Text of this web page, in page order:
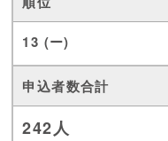
13 (ー)
242人